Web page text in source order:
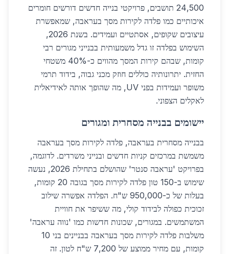
24,500 תושבים, פרויקטי בנייה חדשים דורשים חומרים
איכותיים כמו פלדה לקירות מסך בעראבה, שמאפשרת
עיצובים שקופים, אסתטיים ועמידים. בשנת 2026,
השימוש בפלדה זו גדל משמעותית בבנייני מגורים רבי
קומות, שבהם קירות המסך מהווים כ-40% משטחי
החזית. יתרונותיה כוללים חוזק מכני גבוה, בידוד תרמי
משופר ועמידות בפני UV, מה שהופך אותה לאידיאלית
לאקלים הצפוני.
יישומים בבנייה מסחרית ומגורים
בבנייה מסחרית בעראבה, פלדה לקירות מסך בעראבה
משמשת במרכזים קניות חדשים ובנייני משרדים. לדוגמה,
בפרויקט 'עראבה סנטר' שהושלם בתחילת 2026, נעשה
שימוש ב-150 טון פלדה לקירות מסך בגובה 20 קומות,
בעלות של כ-950,000 ש"ח. הפלדה אפשרה שילוב
זכוכית כפולה לבידוד קולי, מה ששיפר את חוויית
המשתמשים. במגורים, שכונות חדשות כמו 'נווה עראבה'
משלבות פלדה לקירות מסך בעראבה בבניינים בני 10
קומות, עם מחיר ממוצע של 7,200 ש"ח לטון. זה